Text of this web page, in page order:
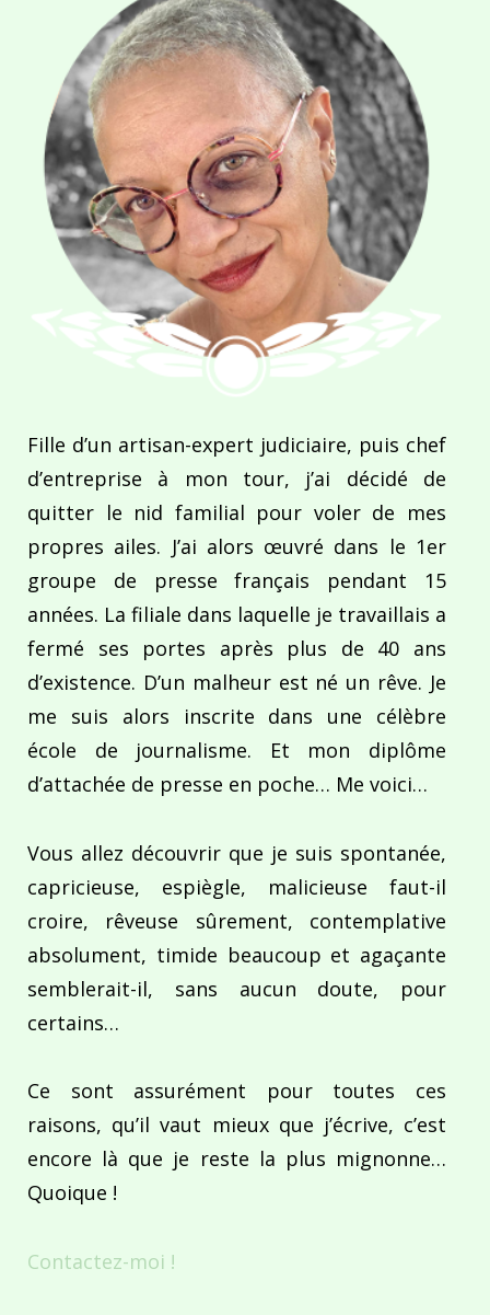
Fille d’un artisan-expert judiciaire, puis chef
d’entreprise à mon tour, j’ai décidé de
quitter le nid familial pour voler de mes
propres ailes. J’ai alors œuvré dans le 1er
groupe de presse français pendant 15
années. La filiale dans laquelle je travaillais a
fermé ses portes après plus de 40 ans
d’existence. D’un malheur est né un rêve. Je
me suis alors inscrite dans une célèbre
école de journalisme. Et mon diplôme
d’attachée de presse en poche… Me voici…
Vous allez découvrir que je suis spontanée,
capricieuse, espiègle, malicieuse faut-il
croire, rêveuse sûrement, contemplative
absolument, timide beaucoup et agaçante
semblerait-il, sans aucun doute, pour
certains…
Ce sont assurément pour toutes ces
raisons, qu’il vaut mieux que j’écrive, c’est
encore là que je reste la plus mignonne…
Quoique !
Contactez-moi !